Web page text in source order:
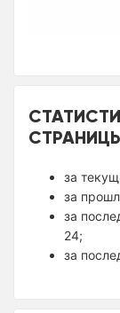
за
за
за
24;
за